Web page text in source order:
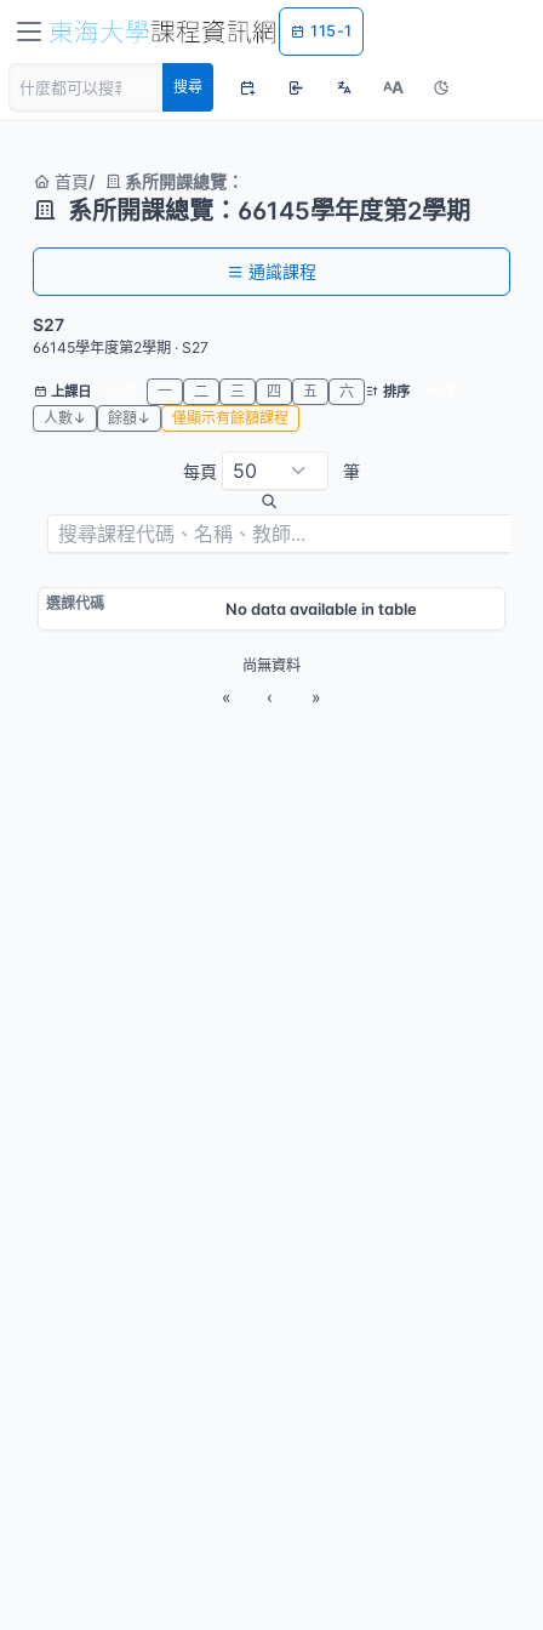
115-1
搜尋 AA
首頁 系所開課總覽：
系所開課總覽：66145學年度第2學期
通識課程
S27
66145學年度第2學期 · S27
上課日 一 二 三 四 五 六 排序
人數↓
餘額↓ 僅顯示有餘額課程
每頁 筆
No data available in table
尚無資料
« ‹ »